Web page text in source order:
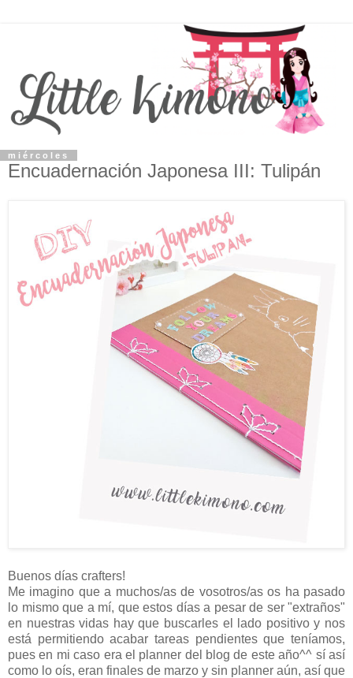
miércoles
Encuadernación Japonesa III: Tulipán
Buenos días crafters!
Me imagino que a muchos/as de vosotros/as os ha pasado
lo mismo que a mí, que estos días a pesar de ser "extraños"
en nuestras vidas hay que buscarles el lado positivo y nos
está permitiendo acabar tareas pendientes que teníamos,
pues en mi caso era el planner del blog de este año^^ sí así
como lo oís, eran finales de marzo y sin planner aún, así que